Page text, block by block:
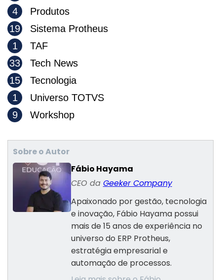
4
Produtos
19
Sistema Protheus
1
TAF
33
Tech News
15
Tecnologia
1
Universo TOTVS
9
Workshop
Sobre o Autor
Fábio Hayama
CEO da Geeker Company
Apaixonado por gestão, tecnologia
e inovação, Fábio Hayama possui
mais de 15 anos de experiência no
universo do ERP Protheus,
estratégia empresarial e
automação de processos.